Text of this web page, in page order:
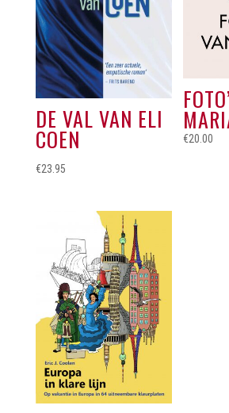
DE VAL VAN ELI
COEN
€23.95
€20.00